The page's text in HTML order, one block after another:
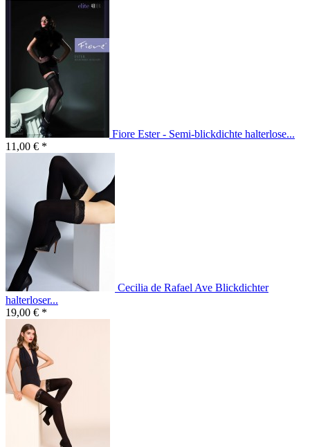
Fiore Ester - Semi-blickdichte halterlose...
11,00 € *
Cecilia de Rafael Ave Blickdichter
halterloser...
19,00 € *